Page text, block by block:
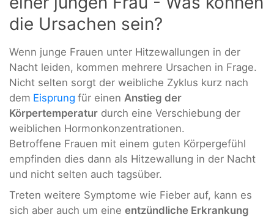
die Ursachen sein?
Wenn junge Frauen unter Hitzewallungen in der
Nacht leiden, kommen mehrere Ursachen in Frage.
Nicht selten sorgt der weibliche Zyklus kurz nach
dem Eisprung für einen Anstieg der
Körpertemperatur durch eine Verschiebung der
weiblichen Hormonkonzentrationen.
Betroffene Frauen mit einem guten Körpergefühl
empfinden dies dann als Hitzewallung in der Nacht
und nicht selten auch tagsüber.
Treten weitere Symptome wie Fieber auf, kann es
sich aber auch um eine entzündliche Erkrankung